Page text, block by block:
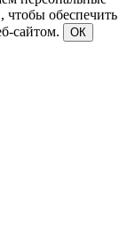
чтобы обеспечить
сайтом.
ОК